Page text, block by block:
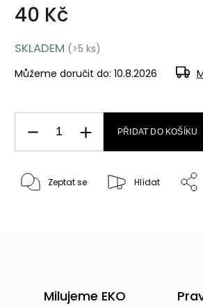
40 Kč
SKLADEM (>5 ks)
Můžeme doručit do: 10.8.2026
PŘIDAT DO KOŠÍKU
Zeptat se Hlídat
Milujeme EKO